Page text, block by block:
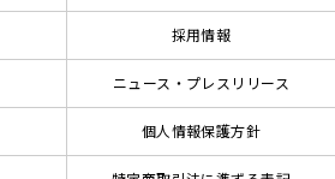
採用情報
ニュース・プレスリリース
個人情報保護方針